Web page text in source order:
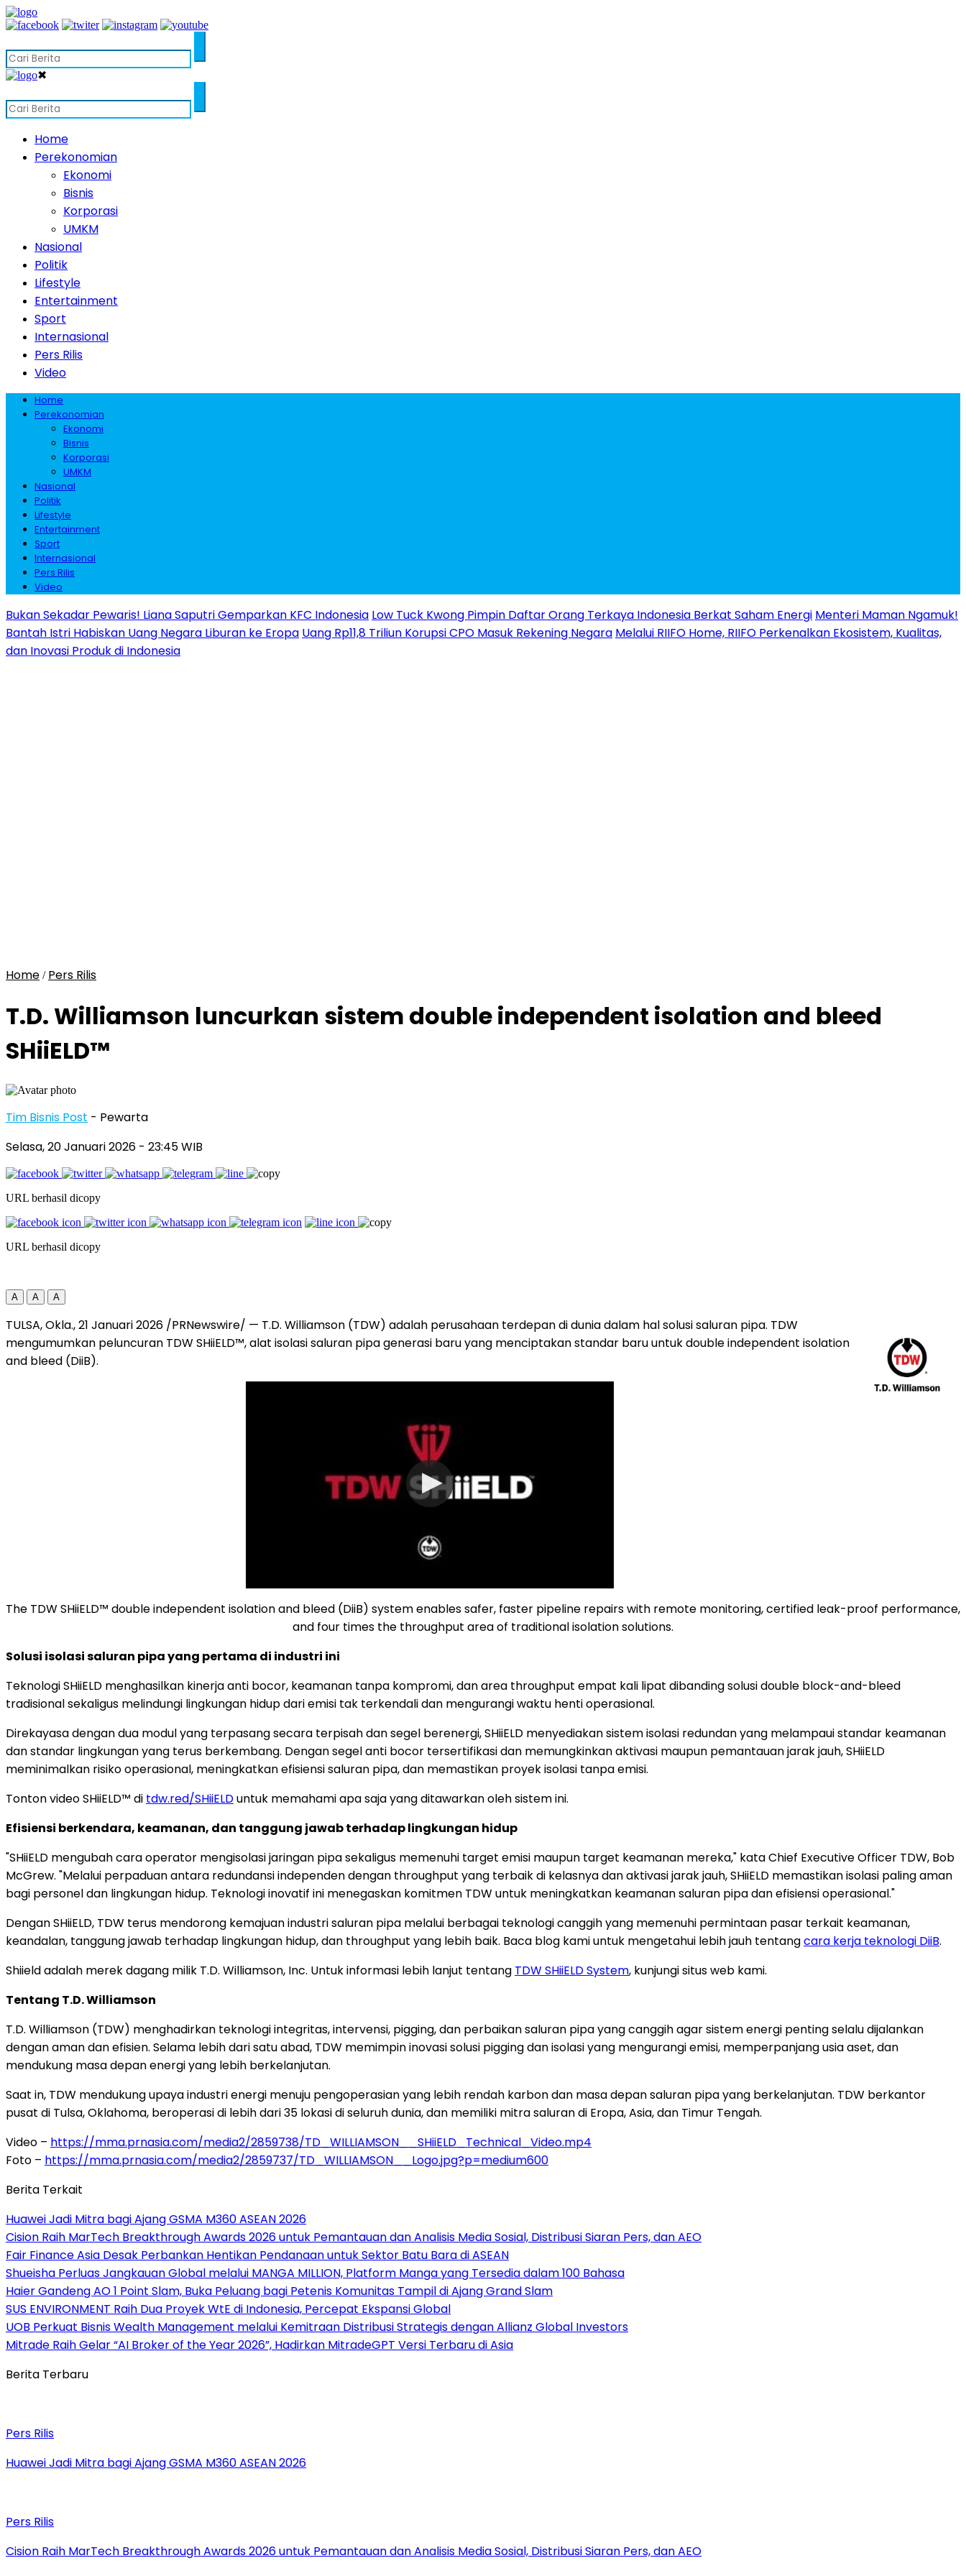
✖
Home
Perekonomian
Ekonomi
Bisnis
Korporasi
UMKM
Nasional
Politik
Lifestyle
Entertainment
Sport
Internasional
Pers Rilis
Video
Home
Perekonomian
Ekonomi
Bisnis
Korporasi
UMKM
Nasional
Politik
Lifestyle
Entertainment
Sport
Internasional
Pers Rilis
Video
Bukan Sekadar Pewaris! Liana Saputri Gemparkan KFC Indonesia Low Tuck Kwong Pimpin Daftar Orang Terkaya Indonesia Berkat Saham Energi Menteri Maman Ngamuk!
Bantah Istri Habiskan Uang Negara Liburan ke Eropa Uang Rp11,8 Triliun Korupsi CPO Masuk Rekening Negara Melalui RIIFO Home, RIIFO Perkenalkan Ekosistem, Kualitas,
dan Inovasi Produk di Indonesia
Home / Pers Rilis
T.D. Williamson luncurkan sistem double independent isolation and bleed
SHiiELD™
Tim Bisnis Post - Pewarta
Selasa, 20 Januari 2026 - 23:45 WIB
URL berhasil dicopy
URL berhasil dicopy
A A A
TULSA, Okla.,21 Januari 2026 /PRNewswire/ — T.D. Williamson (TDW) adalah perusahaan terdepan di dunia dalam hal solusi saluran pipa. TDW
mengumumkan peluncuran TDW SHiiELD™, alat isolasi saluran pipa generasi baru yang menciptakan standar baru untuk double independent isolation
and bleed (DiiB).
The TDW SHiiELD™ double independent isolation and bleed (DiiB) system enables safer, faster pipeline repairs with remote monitoring, certified leak-proof performance,
and four times the throughput area of traditional isolation solutions.
Solusi isolasi saluran pipa yang pertama di industri ini
Teknologi SHiiELD menghasilkan kinerja anti bocor, keamanan tanpa kompromi, dan area throughput empat kali lipat dibanding solusi double block-and-bleed
tradisional sekaligus melindungi lingkungan hidup dari emisi tak terkendali dan mengurangi waktu henti operasional.
Direkayasa dengan dua modul yang terpasang secara terpisah dan segel berenergi, SHiiELD menyediakan sistem isolasi redundan yang melampaui standar keamanan
dan standar lingkungan yang terus berkembang. Dengan segel anti bocor tersertifikasi dan memungkinkan aktivasi maupun pemantauan jarak jauh, SHiiELD
meminimalkan risiko operasional, meningkatkan efisiensi saluran pipa, dan memastikan proyek isolasi tanpa emisi.
Tonton video SHiiELD™ di tdw.red/SHiiELDuntuk memahami apa saja yang ditawarkan oleh sistem ini.
Efisiensi berkendara, keamanan, dan tanggung jawab terhadap lingkungan hidup
"SHiiELD mengubah cara operator mengisolasi jaringan pipa sekaligus memenuhi target emisi maupun target keamanan mereka," kata Chief Executive Officer TDW, Bob
McGrew. "Melalui perpaduan antara redundansi independen dengan throughput yang terbaik di kelasnya dan aktivasi jarak jauh, SHiiELD memastikan isolasi paling aman
bagi personel dan lingkungan hidup. Teknologi inovatif ini menegaskan komitmen TDW untuk meningkatkan keamanan saluran pipa dan efisiensi operasional."
Dengan SHiiELD, TDW terus mendorong kemajuan industri saluran pipa melalui berbagai teknologi canggih yang memenuhi permintaan pasar terkait keamanan,
keandalan, tanggung jawab terhadap lingkungan hidup, dan throughput yang lebih baik. Baca blog kami untuk mengetahui lebih jauh tentangcara kerja teknologi DiiB.
Shiield adalah merek dagang milik T.D. Williamson, Inc. Untuk informasi lebih lanjut tentang TDW SHiiELD System, kunjungi situs web kami.
Tentang T.D. Williamson
T.D. Williamson (TDW) menghadirkan teknologi integritas, intervensi, pigging, dan perbaikan saluran pipa yang canggih agar sistem energi penting selalu dijalankan
dengan aman dan efisien. Selama lebih dari satu abad, TDW memimpin inovasi solusi pigging dan isolasi yang mengurangi emisi, memperpanjang usia aset, dan
mendukung masa depan energi yang lebih berkelanjutan.
Saat in, TDW mendukung upaya industri energi menuju pengoperasian yang lebih rendah karbon dan masa depan saluran pipa yang berkelanjutan. TDW berkantor
pusat di Tulsa, Oklahoma, beroperasi di lebih dari 35 lokasi di seluruh dunia, dan memiliki mitra saluran di Eropa, Asia, dan Timur Tengah.
Video – https://mma.prnasia.com/media2/2859738/TD_WILLIAMSON__SHiiELD_Technical_Video.mp4
Foto – https://mma.prnasia.com/media2/2859737/TD_WILLIAMSON__Logo.jpg?p=medium600
Berita Terkait
Huawei Jadi Mitra bagi Ajang GSMA M360 ASEAN 2026
Cision Raih MarTech Breakthrough Awards 2026 untuk Pemantauan dan Analisis Media Sosial, Distribusi Siaran Pers, dan AEO
Fair Finance Asia Desak Perbankan Hentikan Pendanaan untuk Sektor Batu Bara di ASEAN
Shueisha Perluas Jangkauan Global melalui MANGA MILLION, Platform Manga yang Tersedia dalam 100 Bahasa
Haier Gandeng AO 1 Point Slam, Buka Peluang bagi Petenis Komunitas Tampil di Ajang Grand Slam
SUS ENVIRONMENT Raih Dua Proyek WtE di Indonesia, Percepat Ekspansi Global
UOB Perkuat Bisnis Wealth Management melalui Kemitraan Distribusi Strategis dengan Allianz Global Investors
Mitrade Raih Gelar “AI Broker of the Year 2026”, Hadirkan MitradeGPT Versi Terbaru di Asia
Berita Terbaru
Pers Rilis
Huawei Jadi Mitra bagi Ajang GSMA M360 ASEAN 2026
Pers Rilis
Cision Raih MarTech Breakthrough Awards 2026 untuk Pemantauan dan Analisis Media Sosial, Distribusi Siaran Pers, dan AEO